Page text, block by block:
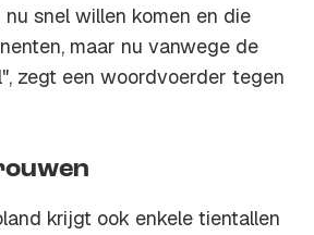
snel willen komen en die
maar nu vanwege de
zegt een woordvoerder tegen
krijgt ook enkele tientallen